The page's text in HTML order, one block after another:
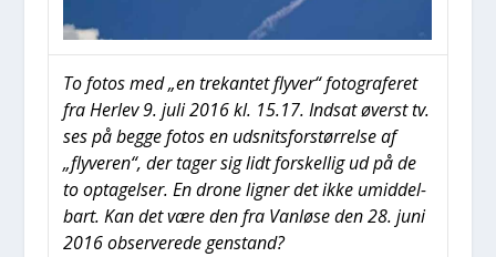
To fotos med „en tre­kan­tet fly­ver“ foto­gra­fe­ret
fra Her­lev 9. juli 2016 kl. 15.17. Ind­sat øverst tv.
ses på beg­ge fotos en udsnits­for­stør­rel­se af
„fly­ve­ren“, der tager sig lidt for­skel­lig ud på de
to opta­gel­ser. En dro­ne lig­ner det ikke umid­del­
bart. Kan det være den fra Van­lø­se den 28. juni
2016 obser­ve­re­de gen­stand?